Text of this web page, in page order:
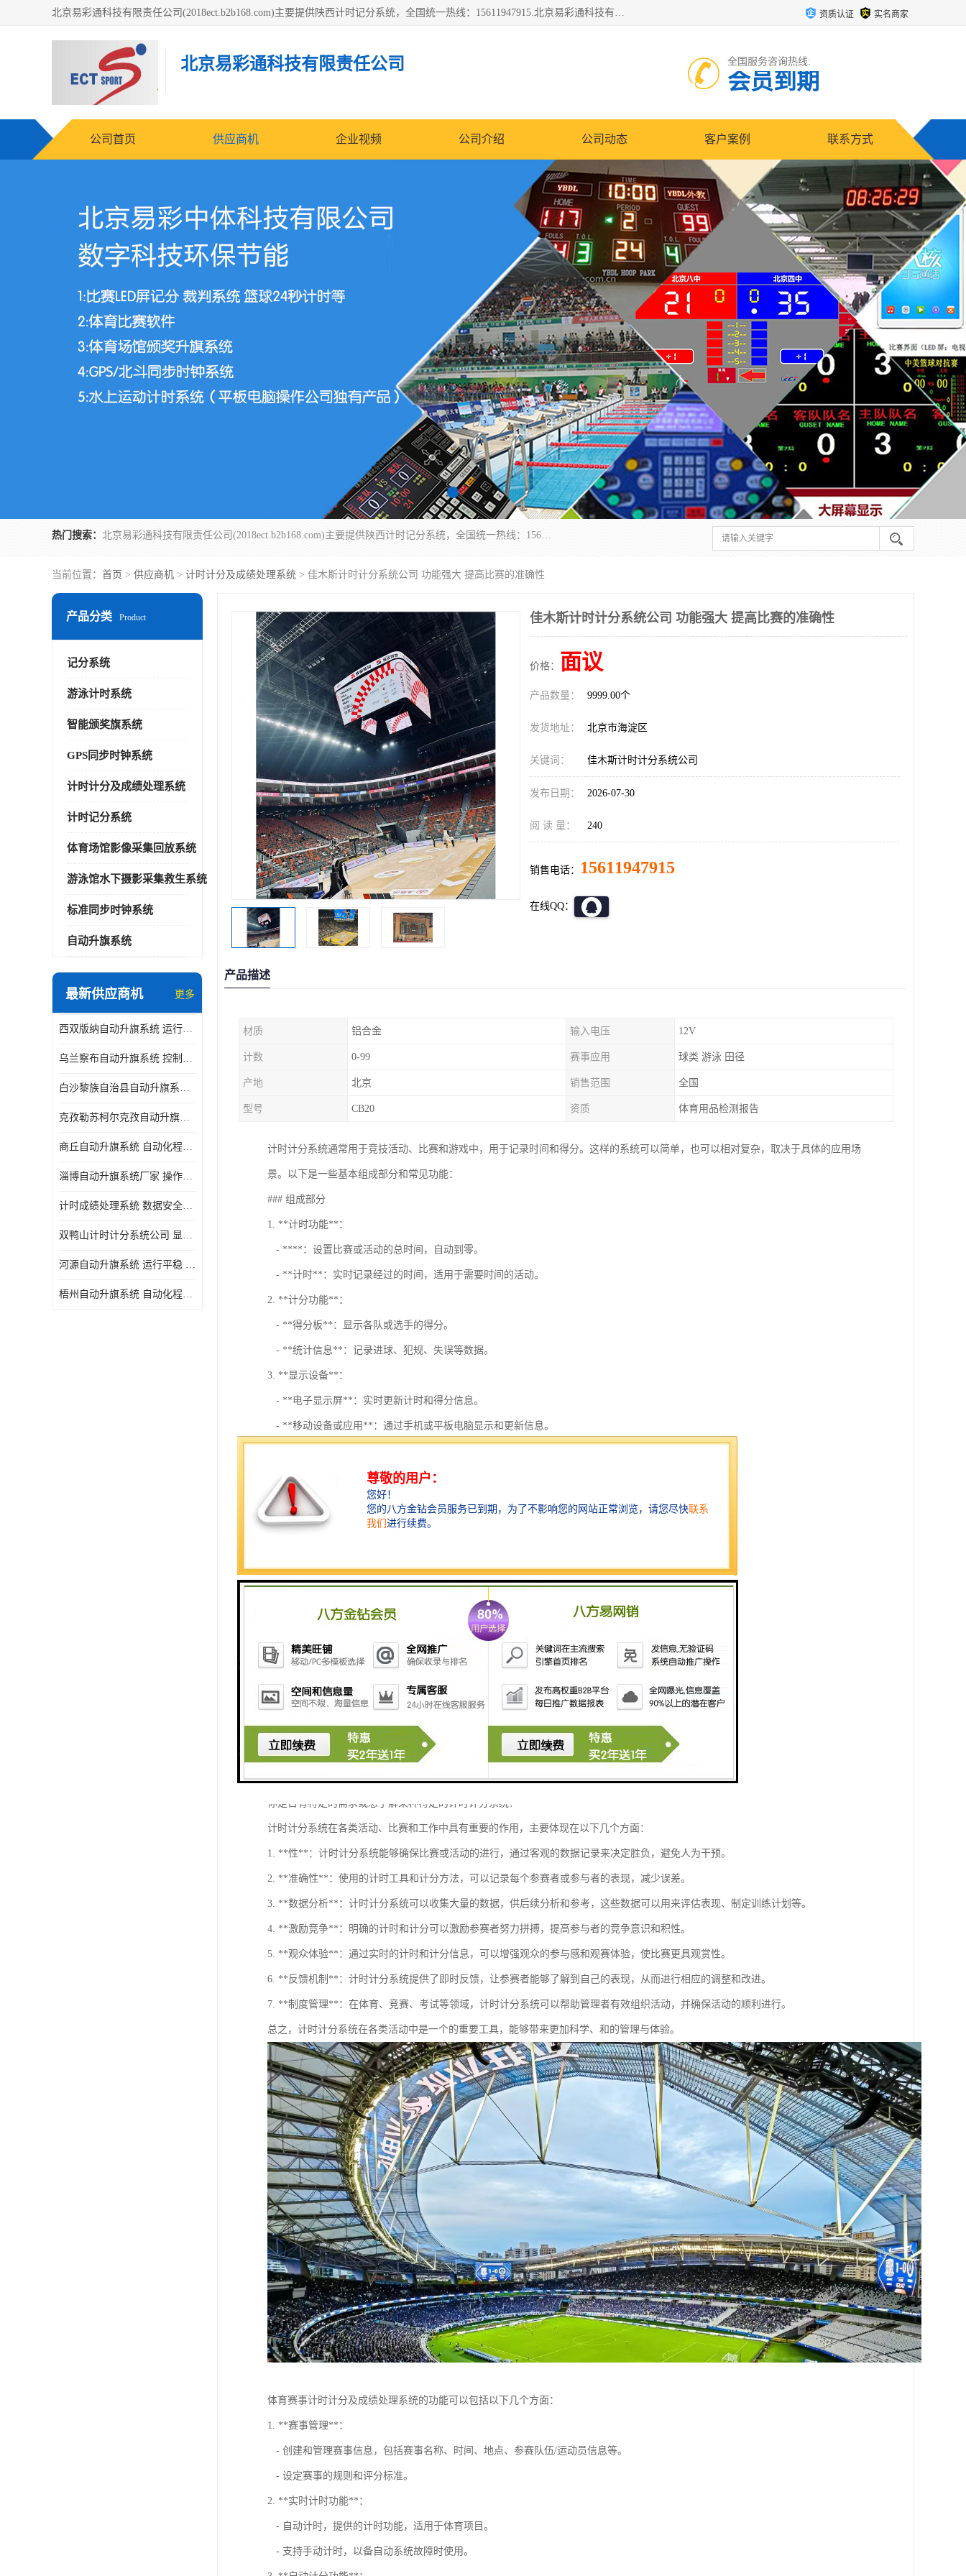
北京易彩通科技有限责任公司(2018ect.b2b168.com)主要提供陕西计时记分系统，全国统一热线：15611947915.北京易彩通科技有限责任公司有一支长期从事智能控制系统研发的高素质的队伍，具有嵌入式系统，视频系统、通信系统、网络系统，体育计时系统的知识和技能。强力打造体育比赛计时计分系统、智能升降旗系统、标准时钟系统、赛事编排及信息发布系统，为用户提供较新的，较廉价的，应用解决方案。 资质认证 实名商家
北京易彩通科技有限责任公司 全国服务咨询热线:
会员到期
公司首页 供应商机 企业视频 公司介绍 公司动态 客户案例 联系方式
热门搜索： 北京易彩通科技有限责任公司(2018ect.b2b168.com)主要提供陕西计时记分系统，全国统一热线：15611947915.北京易彩通科技有限责任公司有一支长期从事智能控制系统研发的高素质的队伍，具有嵌入式系统，视频系统、通信系统、网络系统，体育计时系统的知识和技能。强力打造体育比赛计时计分系统、智能升降旗系统、标准时钟系统、赛事编排及信息发布系统，为用户提供较新的，较廉价的，应用解决方案。
当前位置： 首页 > 供应商机 > 计时计分及成绩处理系统 > 佳木斯计时计分系统公司 功能强大 提高比赛的准确性
产品分类 Product
记分系统
游泳计时系统
智能颁奖旗系统
GPS同步时钟系统
计时计分及成绩处理系统
计时记分系统
体育场馆影像采集回放系统
游泳馆水下摄影采集救生系统
标准同步时钟系统
自动升旗系统
最新供应商机 更多
西双版纳自动升旗系统 运行平稳 功能强大
乌兰察布自动升旗系统 控制灵活 设计简单 灵活 提高工作效率
白沙黎族自治县自动升旗系统 操作简单 提高工作效率 安装简单
克孜勒苏柯尔克孜自动升旗系统 运行平稳 安装简单
商丘自动升旗系统 自动化程度高 提高工作效率
淄博自动升旗系统厂家 操作简单 提高工作效率
计时成绩处理系统 数据安全稳定准确 提升场馆形象 操作简便
双鸭山计时计分系统公司 显示效果好 提升场馆形象
河源自动升旗系统 运行平稳 设计简单 灵活
梧州自动升旗系统 自动化程度高 性价比高
佳木斯计时计分系统公司 功能强大 提高比赛的准确性
价格： 面议
产品数量： 9999.00个
发货地址： 北京市海淀区
关键词： 佳木斯计时计分系统公司
发布日期： 2026-07-30
阅 读 量： 240
销售电话： 15611947915
在线QQ：
产品描述
材质 铝合金 输入电压 12V
计数 0-99 赛事应用 球类 游泳 田径
产地 北京 销售范围 全国
型号 CB20 资质 体育用品检测报告
计时计分系统通常用于竞技活动、比赛和游戏中，用于记录时间和得分。这样的系统可以简单，也可以相对复杂，取决于具体的应用场
景。以下是一些基本组成部分和常见功能：
### 组成部分
1. **计时功能**：
- ****：设置比赛或活动的总时间，自动到零。
- **计时**：实时记录经过的时间，适用于需要时间的活动。
2. **计分功能**：
- **得分板**：显示各队或选手的得分。
- **统计信息**：记录进球、犯规、失误等数据。
3. **显示设备**：
- **电子显示屏**：实时更新计时和得分信息。
- **移动设备或应用**：通过手机或平板电脑显示和更新信息。
- **按钮或触摸屏**：用于手动输入得分和时间。
- **传感器**：自动记录特定事件（如进球、犯规等）。
### 常见功能
2. **暂停与重启**：在必要时暂停计时器，并能够恢复计时。
3. **得分更新**：实时更新各队得分，并在必要时记录额外信息（如罚分）。
4. **回放功能**：在某些系统中，可以查看关键时刻的回放或统计。
5. **音效提示**：在时间到或得分时发出声音提示。
- **体育比赛**：如足球、篮球、排球等，有专门的计时和计分系统。
- **电子竞技**：用于记录游戏中的战斗时间和得分。
- **教育培训**：在课堂竞赛、测试中使用。
- **企业活动**：用于团队建设活动、游戏比赛中。
你是否有特定的需求或想了解某种特定的计时计分系统？
计时计分系统在各类活动、比赛和工作中具有重要的作用，主要体现在以下几个方面：
1. **性**：计时计分系统能够确保比赛或活动的进行，通过客观的数据记录来决定胜负，避免人为干预。
2. **准确性**：使用的计时工具和计分方法，可以记录每个参赛者或参与者的表现，减少误差。
3. **数据分析**：计时计分系统可以收集大量的数据，供后续分析和参考，这些数据可以用来评估表现、制定训练计划等。
4. **激励竞争**：明确的计时和计分可以激励参赛者努力拼搏，提高参与者的竞争意识和积性。
5. **观众体验**：通过实时的计时和计分信息，可以增强观众的参与感和观赛体验，使比赛更具观赏性。
6. **反馈机制**：计时计分系统提供了即时反馈，让参赛者能够了解到自己的表现，从而进行相应的调整和改进。
7. **制度管理**：在体育、竞赛、考试等领域，计时计分系统可以帮助管理者有效组织活动，并确保活动的顺利进行。
总之，计时计分系统在各类活动中是一个的重要工具，能够带来更加科学、和的管理与体验。
体育赛事计时计分及成绩处理系统的功能可以包括以下几个方面：
1. **赛事管理**：
- 创建和管理赛事信息，包括赛事名称、时间、地点、参赛队伍/运动员信息等。
- 设定赛事的规则和评分标准。
2. **实时计时功能**：
- 自动计时，提供的计时功能，适用于体育项目。
- 支持手动计时，以备自动系统故障时使用。